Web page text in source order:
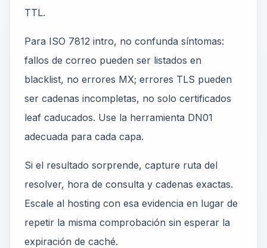
TTL.
Para ISO 7812 intro, no confunda síntomas:
fallos de correo pueden ser listados en
blacklist, no errores MX; errores TLS pueden
ser cadenas incompletas, no solo certificados
leaf caducados. Use la herramienta DN01
adecuada para cada capa.
Si el resultado sorprende, capture ruta del
resolver, hora de consulta y cadenas exactas.
Escale al hosting con esa evidencia en lugar de
repetir la misma comprobación sin esperar la
expiración de caché.